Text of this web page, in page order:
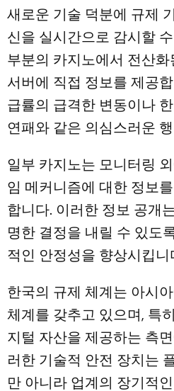
새로운 기술 덕분에 규제
신을 실시간으로 감시할
부분의 카지노에서 전산
서버에 직접 정보를 제공
급률의 급격한 변동이나
연패와 같은 의심스러운
일부 카지노는 모니터링
임 메커니즘에 대한 정보
합니다. 이러한 정보 공개
명한 결정을 내릴 수 있도
적인 안정성을 향상시킵니
한국의 규제 체계는 아시
체계를 갖추고 있으며, 특
지털 자산을 제공하는 측
러한 기술적 안전 장치는
만 아니라 업계의 장기적